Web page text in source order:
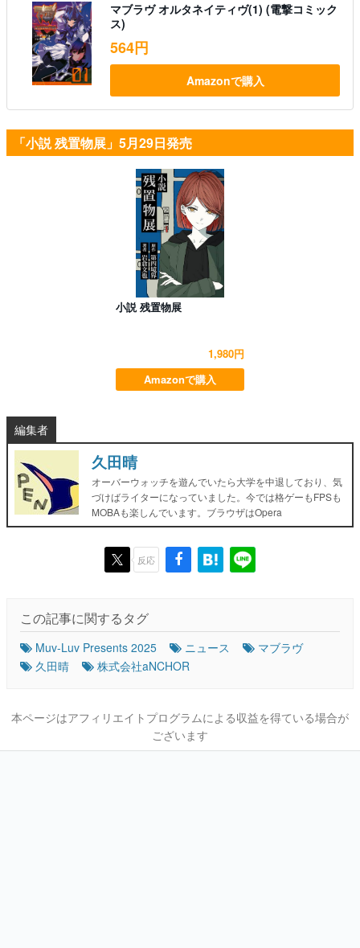
マブラヴ オルタネイティヴ(1) (電撃コミック
ス)
564円
Amazonで購入
「小説 残置物展」5月29日発売
小説 残置物展
1,980円
Amazonで購入
編集者
久田晴
オーバーウォッチを遊んでいたら大学を中退しており、気
づけばライターになっていました。今では格ゲーもFPSも
MOBAも楽しんでいます。ブラウザはOpera
反応
この記事に関するタグ
Muv-Luv Presents 2025 ニュース
マブラヴ
久田晴
株式会社aNCHOR
本ページはアフィリエイトプログラムによる収益を得ている場合が
ございます